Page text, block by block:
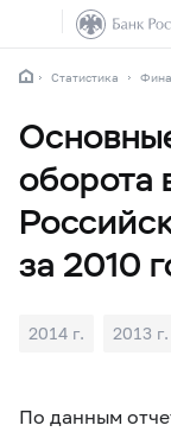
Статистика
оборота
за 2010
2014 г. 2013 г.
По данным